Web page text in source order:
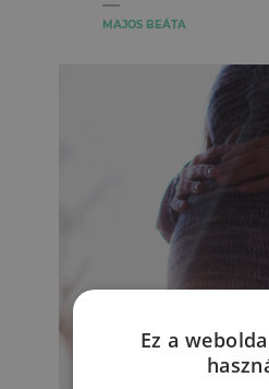
MAJOS BEÁTA
Ez a